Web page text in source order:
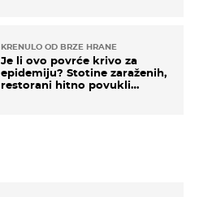
KRENULO OD BRZE HRANE
Je li ovo povrće krivo za
epidemiju? Stotine zaraženih,
restorani hitno povukli